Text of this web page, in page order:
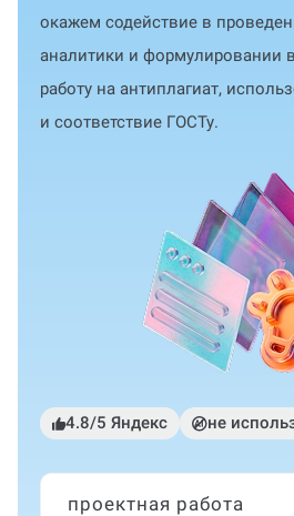
окажем содействие в
аналитики и формулировании
работу на антиплагиат,
и соответствие ГОСТу.
4.8/5 Яндекс не
проектная работа